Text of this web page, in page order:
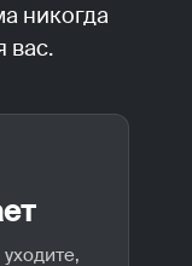
никогда
вас.